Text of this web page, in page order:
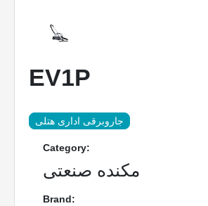
EV1P
جاروبرقی اداری هتلی
Category:
مکنده صنعتی
Brand: